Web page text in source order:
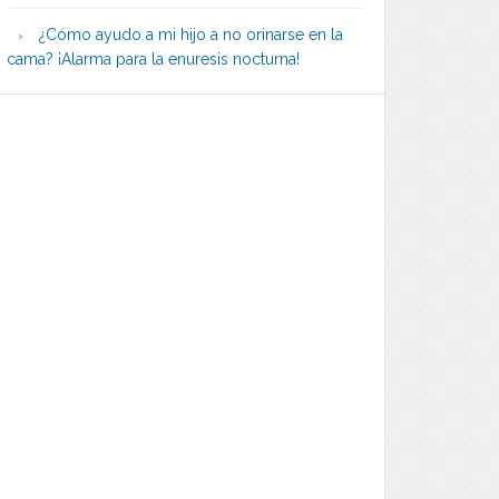
¿Cómo ayudo a mi hijo a no orinarse en la
cama? ¡Alarma para la enuresis nocturna!